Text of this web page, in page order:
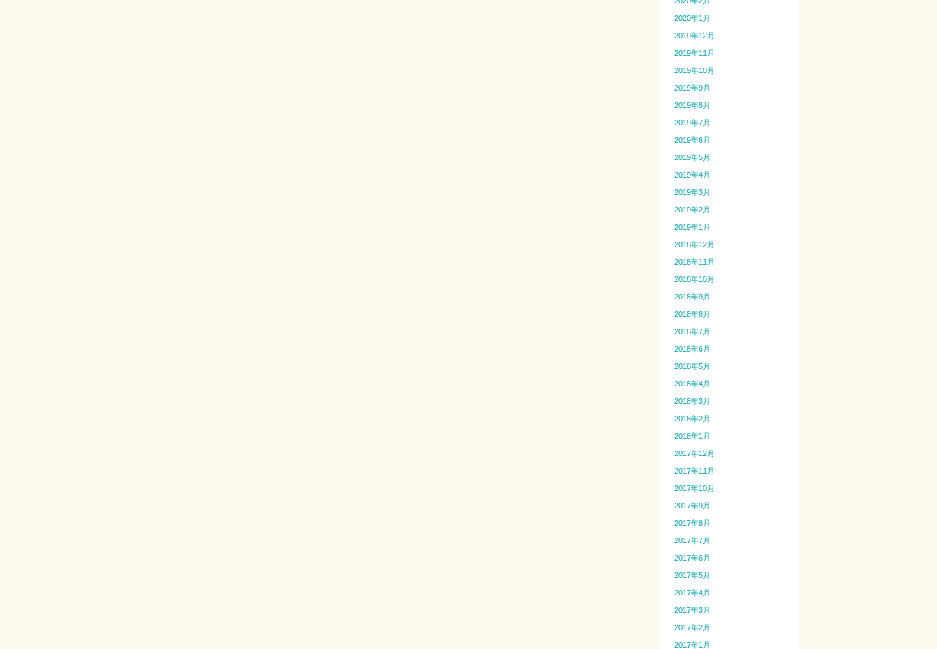
2020年1月
2019年12月
2019年11月
2019年10月
2019年9月
2019年8月
2019年7月
2019年6月
2019年5月
2019年4月
2019年3月
2019年2月
2019年1月
2018年12月
2018年11月
2018年10月
2018年9月
2018年8月
2018年7月
2018年6月
2018年5月
2018年4月
2018年3月
2018年2月
2018年1月
2017年12月
2017年11月
2017年10月
2017年9月
2017年8月
2017年7月
2017年6月
2017年5月
2017年4月
2017年3月
2017年2月
2017年1月